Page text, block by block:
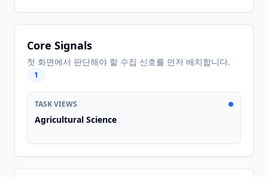
Core Signals
첫 화면에서 판단해야 할 수집 신호를 먼저 배치합니다.
1
TASK VIEWS
Agricultural Science